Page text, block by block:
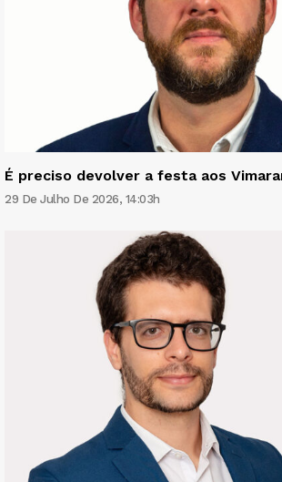
É preciso devolver a festa aos
29 De Julho De 2026, 14:03h